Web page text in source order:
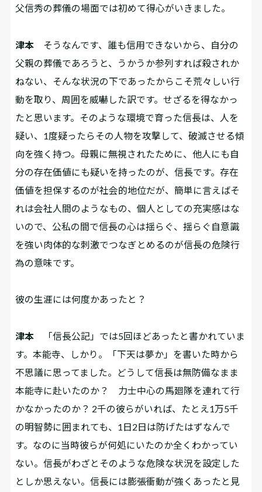
――父信秀の葬儀の場面では初めて得心がいきました。
津本 そうなんです、誰も信用できないから、自分の
父親の葬儀であろうと、うかうか参列すれば殺されか
ねない、そんな状況の下であったからこそ荒々しい行
動を取り、周囲を威嚇した訳です。せざるを得なかっ
たと思います。そのような環境で育った信長は、人を
疑い、1度疑ったらその人物を攻撃して、破滅させる傾
向を強く持つ。母親に無視されたために、他人にも自
分の存在価値にも疑いを持ったのが、信長です。存在
価値を担保するのが社会的地位だが、簡単に言えばそ
れは会社人間のようなもの、個人としての充実感はな
いので、公私の間で信長の心は揺らぐ、揺らぐ自意識
を強い肉体的な刺激でつなぎとめるのが信長の危険行
為の意味です。
――彼の生涯には何度かあったと？
津本 「信長公記」では5回ほどあったと書かれていま
す。本能寺、しかり。「下天は夢か」を書いた時から
不思議に思ってました。どうして信長は無防備なまま
本能寺に赴いたのか？ 力士中心の馬廻隊を連れて行
かなかったのか？ 2千の彼らがいれば、たとえ1万5千
の明智勢に囲まれても、1日2日は防げたはずなんで
す。なのに当時彼らが何処にいたのか全くわかってい
ない。信長がわざとそのような危険な状況を設定した
としか思えない。信長には膨張衝動が強くあったと見